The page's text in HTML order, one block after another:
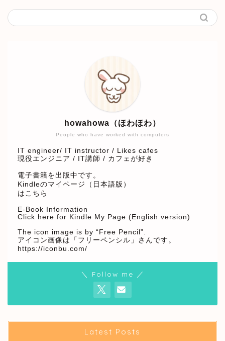
People who have worked with computers
howahowa（ほわほわ）
IT engineer/ IT instructor / Likes cafes
現役エンジニア / IT講師 / カフェが好き
電子書籍を出版中です。
Kindleのマイページ（日本語版）
はこちら
E-Book Information
Click here for Kindle My Page (English version)
The icon image is by “Free Pencil”.
アイコン画像は「フリーペンシル」さんです。
https://iconbu.com/
＼ Follow me ／
Latest Posts